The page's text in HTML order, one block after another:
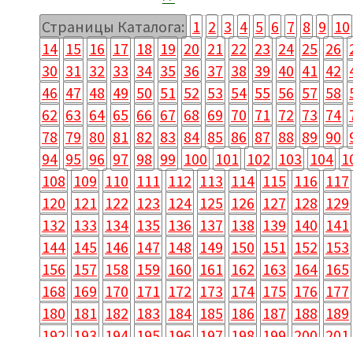
Страницы Каталога: 1 2 3 4 5 6 7 8 9 10
14 15 16 17 18 19 20 21 22 23 24 25 26
30 31 32 33 34 35 36 37 38 39 40 41 42
46 47 48 49 50 51 52 53 54 55 56 57 58
62 63 64 65 66 67 68 69 70 71 72 73 74
78 79 80 81 82 83 84 85 86 87 88 89 90
94 95 96 97 98 99 100 101 102 103 104
108 109 110 111 112 113 114 115 116 117
120 121 122 123 124 125 126 127 128 129
132 133 134 135 136 137 138 139 140 141
144 145 146 147 148 149 150 151 152 153
156 157 158 159 160 161 162 163 164 165
168 169 170 171 172 173 174 175 176 177
180 181 182 183 184 185 186 187 188 189